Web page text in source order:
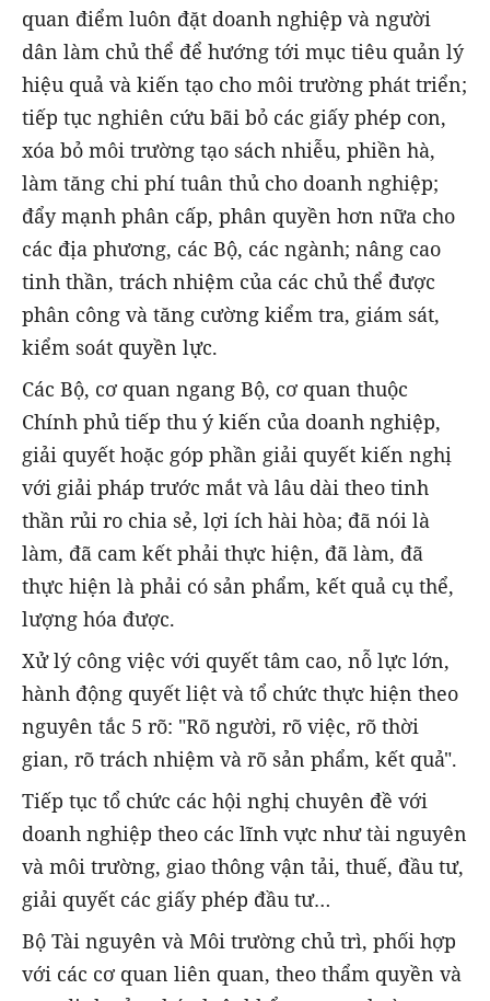
quan điểm luôn đặt doanh nghiệp và người
dân làm chủ thể để hướng tới mục tiêu quản lý
hiệu quả và kiến tạo cho môi trường phát triển;
tiếp tục nghiên cứu bãi bỏ các giấy phép con,
xóa bỏ môi trường tạo sách nhiễu, phiền hà,
làm tăng chi phí tuân thủ cho doanh nghiệp;
đẩy mạnh phân cấp, phân quyền hơn nữa cho
các địa phương, các Bộ, các ngành; nâng cao
tinh thần, trách nhiệm của các chủ thể được
phân công và tăng cường kiểm tra, giám sát,
kiểm soát quyền lực.
Các Bộ, cơ quan ngang Bộ, cơ quan thuộc
Chính phủ tiếp thu ý kiến của doanh nghiệp,
giải quyết hoặc góp phần giải quyết kiến nghị
với giải pháp trước mắt và lâu dài theo tinh
thần rủi ro chia sẻ, lợi ích hài hòa; đã nói là
làm, đã cam kết phải thực hiện, đã làm, đã
thực hiện là phải có sản phẩm, kết quả cụ thể,
lượng hóa được.
Xử lý công việc với quyết tâm cao, nỗ lực lớn,
hành động quyết liệt và tổ chức thực hiện theo
nguyên tắc 5 rõ: "Rõ người, rõ việc, rõ thời
gian, rõ trách nhiệm và rõ sản phẩm, kết quả".
Tiếp tục tổ chức các hội nghị chuyên đề với
doanh nghiệp theo các lĩnh vực như tài nguyên
và môi trường, giao thông vận tải, thuế, đầu tư,
giải quyết các giấy phép đầu tư…
Bộ Tài nguyên và Môi trường chủ trì, phối hợp
với các cơ quan liên quan, theo thẩm quyền và